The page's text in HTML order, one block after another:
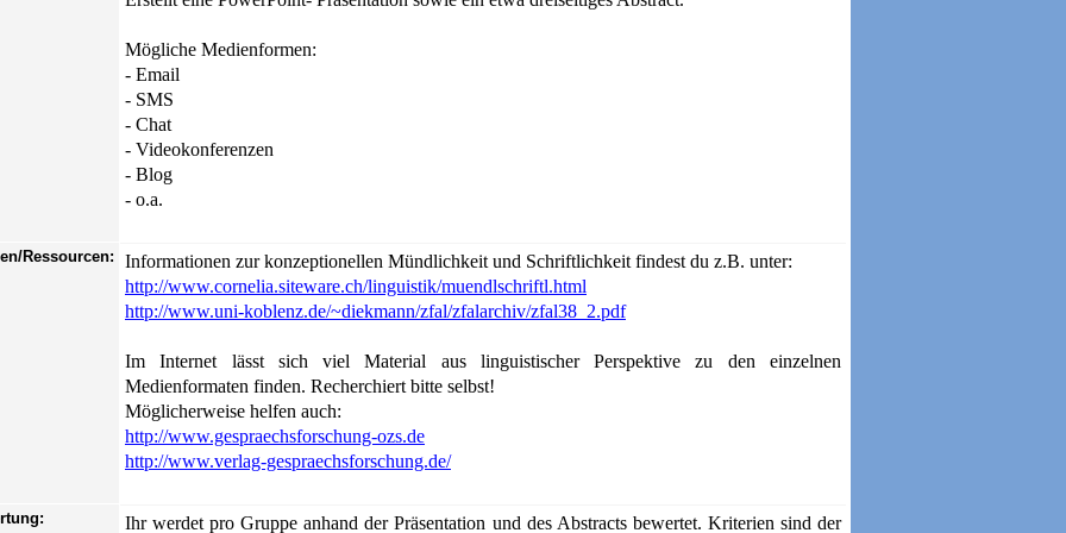
Mögliche Medienformen:
- Email
- SMS
- Chat
- Videokonferenzen
- Blog
- o.a.
Ressourcen:
Informationen zur konzeptionellen Mündlichkeit und Schriftlichkeit findest du z.B. unter:
http://www.cornelia.siteware.ch/linguistik/muendlschriftl.html
http://www.uni-koblenz.de/~diekmann/zfal/zfalarchiv/zfal38_2.pdf
Im Internet lässt sich viel Material aus linguistischer Perspektive zu den einzelnen
Medienformaten finden. Recherchiert bitte selbst!
Möglicherweise helfen auch:
http://www.gespraechsforschung-ozs.de
http://www.verlag-gespraechsforschung.de/
Ihr werdet pro Gruppe anhand der Präsentation und des Abstracts bewertet. Kriterien sind der